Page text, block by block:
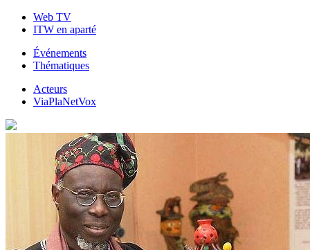
Web TV
ITW en aparté
Événements
Thématiques
Acteurs
ViaPlaNetVox